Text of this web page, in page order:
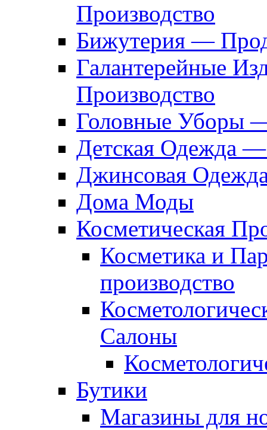
Производство
Бижутерия —
Галантерейные
Производство
Головные Уборы
Детская Одежда
Джинсовая
Дома Моды
Косметическая
Косметика и
производство
Салоны
Бутики
Магазины для